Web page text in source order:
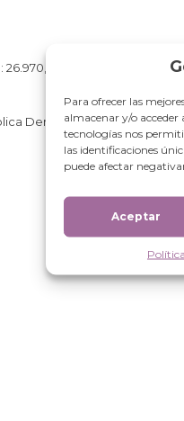
Para ofrecer las
almacenar y/o
tecnologías nos
las identificaciones
puede afectar
Aceptar
EUR
Democrática del Congo.